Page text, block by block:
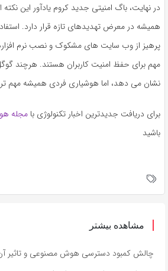
در نهایت، باگ امنیتی جدید کروم یادآور این
همیشه در معرض تهدیدهای تازه قرار دارد.
پرهیز از وب سایت های مشکوک و نصب نرم
مهم برای حفظ امنیت کاربران هستند. هرچند
نشان می دهد، اما هوشیاری فردی همیشه مهم
برای دریافت جدیدترین اخبار تکنولوژی با مجله
باشید
مشاهده بیشتر
چالش کمبود دسترسی هوش مصنوعی و تاثیر